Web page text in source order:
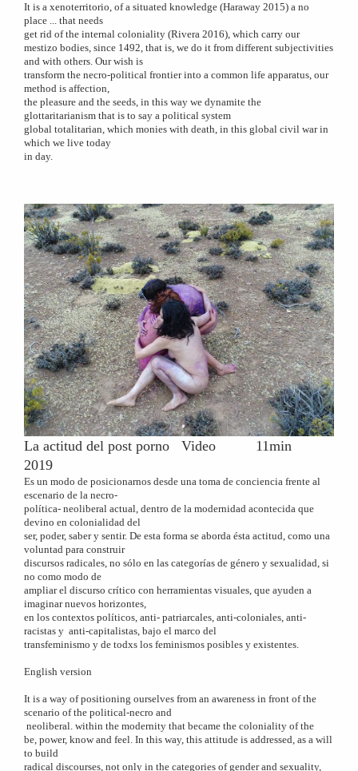
It is a xenoterritorio, of a situated knowledge (Haraway 2015) a no
place ... that needs
get rid of the internal coloniality (Rivera 2016), which carry our
mestizo bodies, since 1492, that is, we do it from different subjectivities
and with others. Our wish is
transform the necro-political frontier into a common life apparatus, our
method is affection,
the pleasure and the seeds, in this way we dynamite the
glottaritarianism that is to say a political system
global totalitarian, which monies with death, in this global civil war in
which we live today
in day.
La actitud del post porno Video 11min
2019
Es un modo de posicionarnos desde una toma de conciencia frente al
escenario de la necro-
política- neoliberal actual, dentro de la modernidad acontecida que
devino en colonialidad del
ser, poder, saber y sentir. De esta forma se aborda ésta actitud, como una
voluntad para construir
discursos radicales, no sólo en las categorías de género y sexualidad, si
no como modo de
ampliar el discurso crítico con herramientas visuales, que ayuden a
imaginar nuevos horizontes,
en los contextos políticos, anti- patriarcales, anti-coloniales, anti-
racistas y anti-capitalistas, bajo el marco del
transfeminismo y de todxs los feminismos posibles y existentes.
English version
It is a way of positioning ourselves from an awareness in front of the
scenario of the political-necro and
neoliberal. within the modernity that became the coloniality of the
be, power, know and feel. In this way, this attitude is addressed, as a will
to build
radical discourses, not only in the categories of gender and sexuality,